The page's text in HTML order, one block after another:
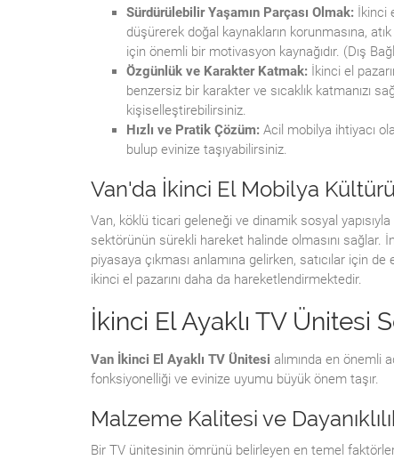
Sürdürülebilir Yaşamın Parçası Olmak: İkinci
düşürerek doğal kaynakların korunmasına,
için önemli bir motivasyon kaynağıdır. (Dış
Özgünlük ve Karakter Katmak: İkinci el
benzersiz bir karakter ve sıcaklık katmanızı
kişiselleştirebilirsiniz.
Hızlı ve Pratik Çözüm: Acil mobilya ihtiyacı
bulup evinize taşıyabilirsiniz.
Van'da İkinci El Mobilya
Van, köklü ticari geleneği ve dinamik sosyal
sektörünün sürekli hareket halinde olmasını sağlar.
piyasaya çıkması anlamına gelirken, satıcılar için
ikinci el pazarını daha da hareketlendirmektedir.
İkinci El Ayaklı TV Ünitesi
Van İkinci El Ayaklı TV Ünitesi alımında en önemli
fonksiyonelliği ve evinize uyumu büyük önem taşır.
Malzeme Kalitesi ve
Bir TV ünitesinin ömrünü belirleyen en temel